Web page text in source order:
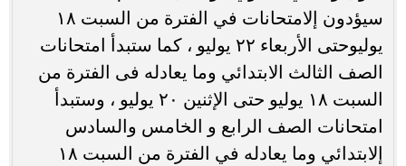
سيؤدون إلامتحانات في الفترة من السبت ١٨
يوليوحتى الأربعاء ٢٢ يوليو ، كما ستبدأ امتحانات
الصف الثالث الابتدائي وما يعادله فى الفترة من
السبت ١٨ يوليو حتى الإثنين ٢٠ يوليو ، وستبدأ
امتحانات الصف الرابع و الخامس والسادس
إلابتدائي وما يعادله في الفترة من السبت ١٨